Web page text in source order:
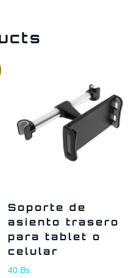
Soporte de
asiento trasero
para tablet o
celular
40 Bs.